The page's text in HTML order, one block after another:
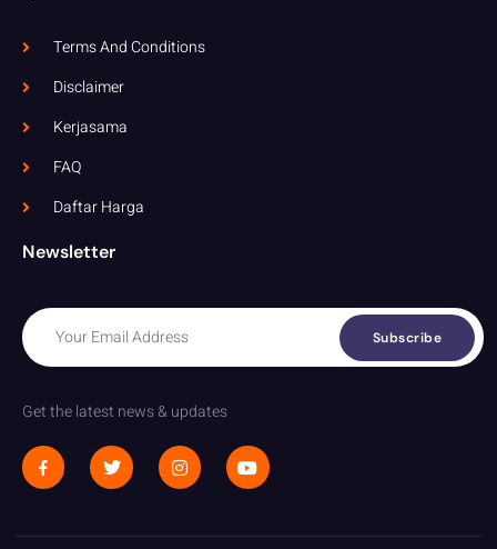
Terms And Conditions
Disclaimer
Kerjasama
FAQ
Daftar Harga
Newsletter
Subscribe
Get the latest news & updates